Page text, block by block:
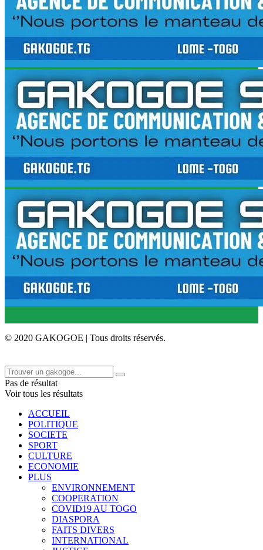
© 2020 GAKOGOE | Tous droits réservés.
Pas de résultat
Voir tous les résultats
ACCUEIL
POLITIQUE
SOCIETE
SPORT
CULTURE
ECONOMIE
PLUS
ENVIRONNEMENT
COOPERATION
COVID19 AU TOGO
DIASPORA
FAITS DIVERS
INTERNATIONAL